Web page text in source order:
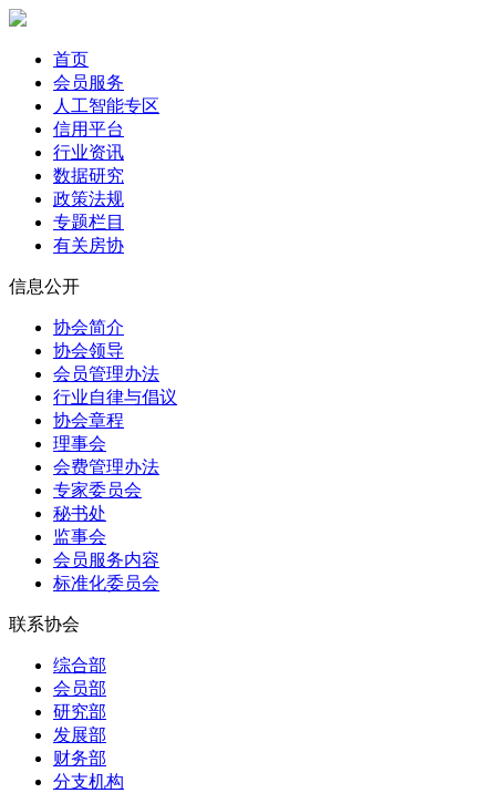
首页
会员服务
人工智能专区
信用平台
行业资讯
数据研究
政策法规
专题栏目
有关房协
信息公开
协会简介
协会领导
会员管理办法
行业自律与倡议
协会章程
理事会
会费管理办法
专家委员会
秘书处
监事会
会员服务内容
标准化委员会
联系协会
综合部
会员部
研究部
发展部
财务部
分支机构